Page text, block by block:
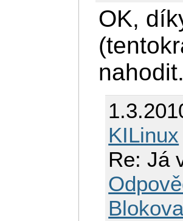
OK,
KILinux
Re: Já